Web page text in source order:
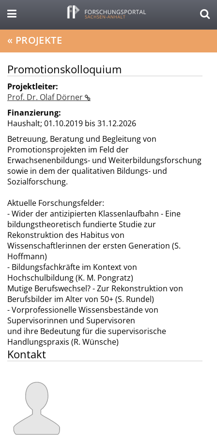
« PROJEKTE
Promotionskolloquium
Projektleiter:
Prof. Dr. Olaf Dörner
Finanzierung:
Haushalt; 01.10.2019 bis 31.12.2026
Betreuung, Beratung und Begleitung von
Promotionsprojekten im Feld der
Erwachsenenbildungs- und Weiterbildungsforschung
sowie in dem der qualitativen Bildungs- und
Sozialforschung.
Aktuelle Forschungsfelder:
- Wider der antizipierten Klassenlaufbahn - Eine
bildungstheoretisch fundierte Studie zur
Rekonstruktion des Habitus von
Wissenschaftlerinnen der ersten Generation (S.
Hoffmann)
- Bildungsfachkräfte im Kontext von
Hochschulbildung (K. M. Pongratz)
Mutige Berufswechsel? - Zur Rekonstruktion von
Berufsbilder im Alter von 50+ (S. Rundel)
- Vorprofessionelle Wissensbestände von
Supervisorinnen und Supervisoren
und ihre Bedeutung für die supervisorische
Handlungspraxis (R. Wünsche)
Kontakt